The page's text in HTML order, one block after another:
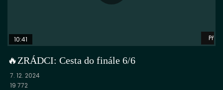
10:41
🔥ZRÁDCI: Cesta do finále 6/6
7. 12. 2024
19 772